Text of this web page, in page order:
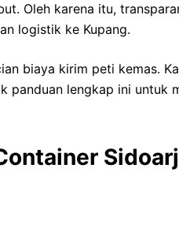
Oleh karena itu,
logistik ke Kupang.
biaya kirim peti kemas.
panduan lengkap ini untuk